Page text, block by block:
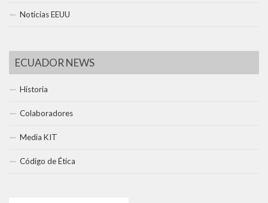
Noticias EEUU
ECUADOR NEWS
Historia
Colaboradores
Media KIT
Código de Ética